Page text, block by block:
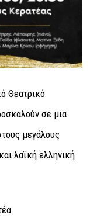
Θεατρικό
σε μια
μεγάλους
λαϊκή ελληνική